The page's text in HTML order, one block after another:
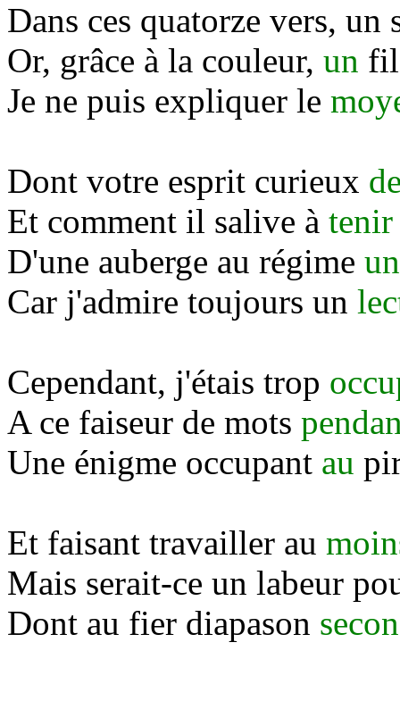
Dans ces quatorze vers, un
Or, grâce à la couleur, un fil
Je ne puis expliquer le
Dont votre esprit curieux
Et comment il salive à tenir
D'une auberge au régime un
Car j'admire toujours un
Cependant, j'étais trop
A ce faiseur de mots
Une énigme occupant au
Et faisant travailler au
Mais serait-ce un labeur
Dont au fier diapason